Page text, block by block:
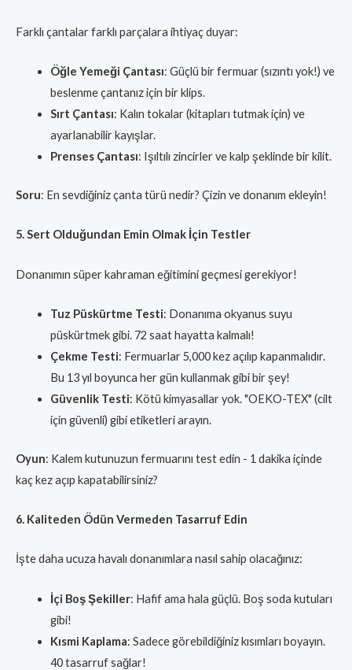
Farklı çantalar farklı parçalara ihtiyaç duyar:
Öğle Yemeği Çantası: Güçlü bir fermuar (sızıntı yok!) ve
beslenme çantanız için bir klips.
Sırt Çantası: Kalın tokalar (kitapları tutmak için) ve
ayarlanabilir kayışlar.
Prenses Çantası: Işıltılı zincirler ve kalp şeklinde bir kilit.
Soru: En sevdiğiniz çanta türü nedir? Çizin ve donanım ekleyin!
5. Sert Olduğundan Emin Olmak İçin Testler
Donanımın süper kahraman eğitimini geçmesi gerekiyor!
Tuz Püskürtme Testi: Donanıma okyanus suyu
püskürtmek gibi. 72 saat hayatta kalmalı!
Çekme Testi: Fermuarlar 5,000 kez açılıp kapanmalıdır.
Bu 13 yıl boyunca her gün kullanmak gibi bir şey!
Güvenlik Testi: Kötü kimyasallar yok. "OEKO-TEX" (cilt
için güvenli) gibi etiketleri arayın.
Oyun: Kalem kutunuzun fermuarını test edin - 1 dakika içinde
kaç kez açıp kapatabilirsiniz?
6. Kaliteden Ödün Vermeden Tasarruf Edin
İşte daha ucuza havalı donanımlara nasıl sahip olacağınız:
İçi Boş Şekiller: Hafif ama hala güçlü. Boş soda kutuları
gibi!
Kısmi Kaplama: Sadece görebildiğiniz kısımları boyayın.
40 tasarruf sağlar!